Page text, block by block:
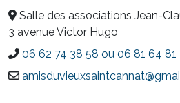
Salle des associations Jean-
3 avenue Victor Hugo
06 62 74 38 58 ou 06 81 64 81